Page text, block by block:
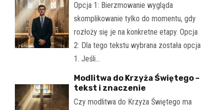
Opcja 1: Bierzmowanie wygląda
skomplikowanie tylko do momentu, gdy
rozłoży się je na konkretne etapy. Opcja
2: Dla tego tekstu wybrana została opcja
1. Jeśli…
Modlitwa do Krzyża Świętego –
tekst i znaczenie
Czy modlitwa do Krzyża Świętego ma